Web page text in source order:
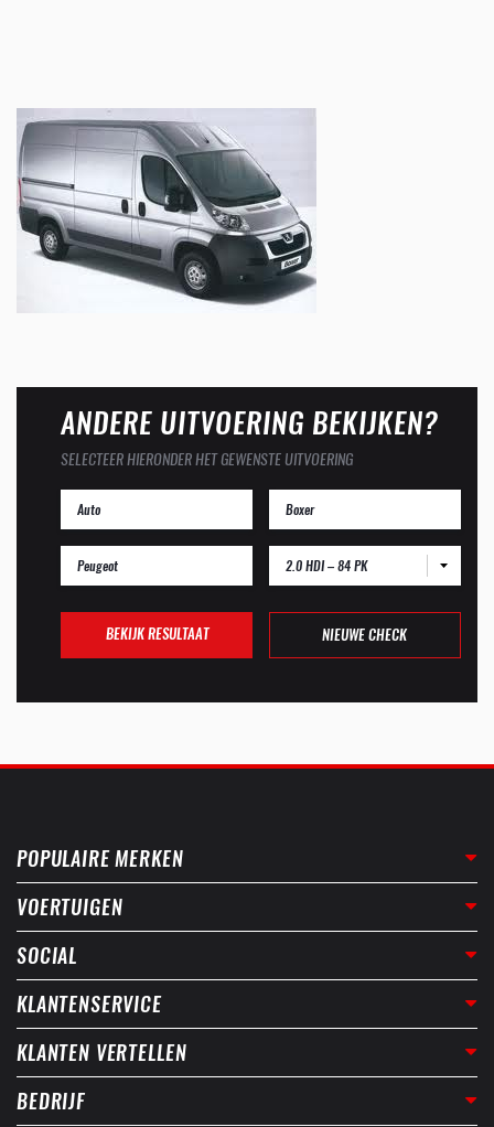
ANDERE UITVOERING BEKIJKEN?
SELECTEER HIERONDER HET GEWENSTE UITVOERING
2.0 HDI – 84 PK
BEKIJK RESULTAAT NIEUWE CHECK
POPULAIRE MERKEN
VOERTUIGEN
SOCIAL
KLANTENSERVICE
KLANTEN VERTELLEN
BEDRIJF